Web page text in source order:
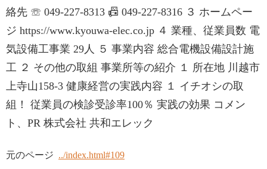
絡先 ☏ 049-227-8313 📠 049-227-8316 ３ ホームペー
ジ https://www.kyouwa-elec.co.jp ４ 業種、従業員数 電
気設備工事業 29人 ５ 事業内容 総合電機設備設計施
工 ２ その他の取組 事業所等の紹介 １ 所在地 川越市
上寺山158-3 健康経営の実践内容 １ イチオシの取
組！ 従業員の検診受診率100％ 実践の効果 コメン
ト、PR 株式会社 共和エレック
元のページ ../index.html#109